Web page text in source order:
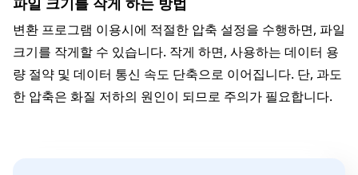
변환 프로그램 이용시에 적절한 압축 설정을 수행하면, 파일
크기를 작게할 수 있습니다. 작게 하면, 사용하는 데이터 용
량 절약 및 데이터 통신 속도 단축으로 이어집니다. 단, 과도
한 압축은 화질 저하의 원인이 되므로 주의가 필요합니다.